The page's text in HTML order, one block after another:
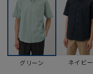
グリーン ネイビー